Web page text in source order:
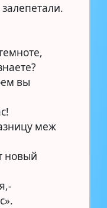
вы
меж
новый